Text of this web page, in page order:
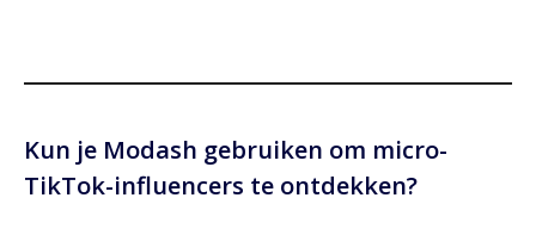
Kun je Modash gebruiken om micro-
TikTok-influencers te ontdekken?